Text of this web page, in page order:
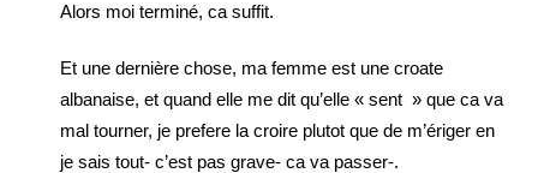
Alors moi terminé, ca suffit.
Et une dernière chose, ma femme est une croate
albanaise, et quand elle me dit qu’elle « sent » que ca va
mal tourner, je prefere la croire plutot que de m’ériger en
je sais tout- c’est pas grave- ca va passer-.